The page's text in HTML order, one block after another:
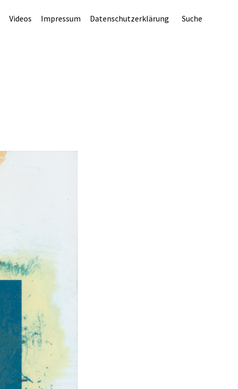
Videos Impressum Datenschutzerklärung Suche